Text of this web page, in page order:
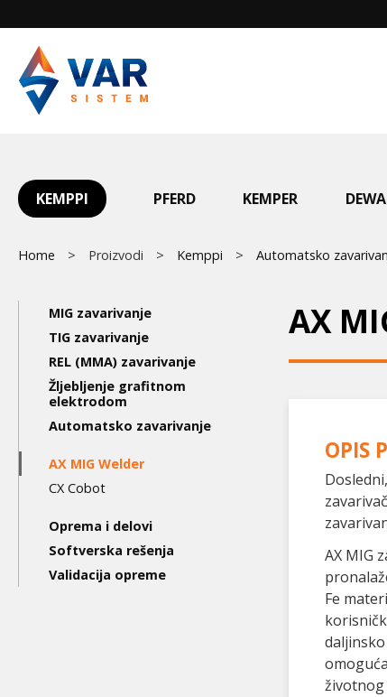
to
main
content
Main
KEMPPI PFERD KEMPER
Breadcrumb
Home Proizvodi Kemppi Automatsko
AX
OPIS
AX MIG
Fe
životnog
Main
navigation
3nd
level
MIG zavarivanje
TIG zavarivanje
REL (MMA) zavarivanje
Žljebljenje grafitnom
elektrodom
Automatsko zavarivanje
AX MIG Welder
CX Cobot
Oprema i delovi
Softverska rešenja
Validacija opreme